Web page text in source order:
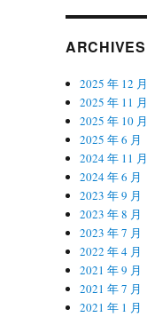
ARCHIVES
2025 年 12 月
2025 年 11 月
2025 年 10 月
2025 年 6 月
2024 年 11 月
2024 年 6 月
2023 年 9 月
2023 年 8 月
2023 年 7 月
2022 年 4 月
2021 年 9 月
2021 年 7 月
2021 年 1 月